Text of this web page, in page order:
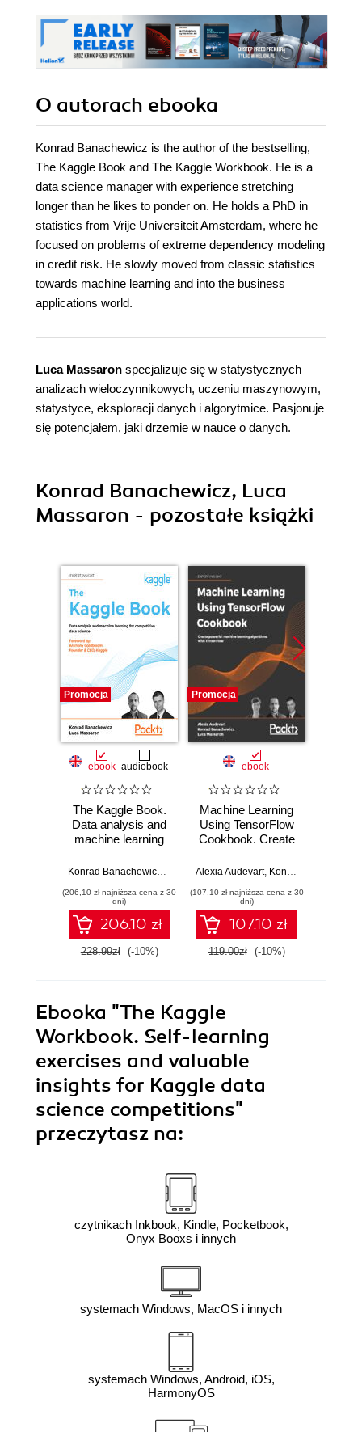
O autorach ebooka
Konrad Banachewicz is the author of the bestselling,
The Kaggle Book and The Kaggle Workbook. He is a
data science manager with experience stretching
longer than he likes to ponder on. He holds a PhD in
statistics from Vrije Universiteit Amsterdam, where he
focused on problems of extreme dependency modeling
in credit risk. He slowly moved from classic statistics
towards machine learning and into the business
applications world.
Luca Massaron specjalizuje się w statystycznych
analizach wieloczynnikowych, uczeniu maszynowym,
statystyce, eksploracji danych i algorytmice. Pasjonuje
się potencjałem, jaki drzemie w nauce o danych.
Konrad Banachewicz, Luca
Massaron - pozostałe książki
Promocja
ebook audiobook
The Kaggle Book.
Data analysis and
machine learning
data science
Anthony Goldbloom,Luca Massaron
(206,10 zł najniższa cena z 30
dni)
206.10 zł
228.99zł (-10%)
Promocja
ebook
Machine Learning
Using TensorFlow
Cookbook. Create
learning algorithms
Alexia Audevart, Konrad Banachewicz
(107,10 zł najniższa cena z 30
dni)
107.10 zł
119.00zł (-10%)
Ebooka "The Kaggle
Workbook. Self-learning
exercises and valuable
insights for Kaggle data
science competitions"
przeczytasz na:
czytnikach Inkbook, Kindle, Pocketbook,
Onyx Booxs i innych
systemach Windows, MacOS i innych
systemach Windows, Android, iOS,
HarmonyOS